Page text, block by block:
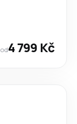
od4 799 Kč